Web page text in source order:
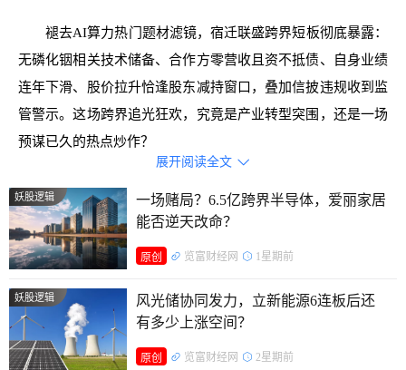
褪去AI算力热门题材滤镜，宿迁联盛跨界短板彻底暴露：
无磷化铟相关技术储备、合作方零营收且资不抵债、自身业绩
连年下滑、股价拉升恰逢股东减持窗口，叠加信披违规收到监
管警示。这场跨界追光狂欢，究竟是产业转型突围，还是一场
预谋已久的热点炒作？
展开阅读全文 
妖股逻辑
一场赌局？6.5亿跨界半导体，爱丽家居
能否逆天改命？
原创 览富财经网 1星期前
妖股逻辑
风光储协同发力，立新能源6连板后还
有多少上涨空间？
原创 览富财经网 2星期前